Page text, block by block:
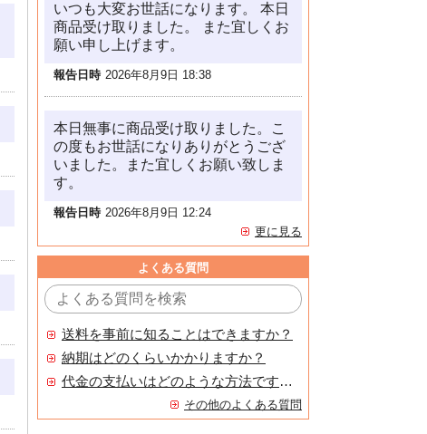
いつも大変お世話になります。 本日
商品受け取りました。 また宜しくお
願い申し上げます。
報告日時 2026年8月9日 18:38
本日無事に商品受け取りました。こ
の度もお世話になりありがとうござ
いました。また宜しくお願い致しま
す。
報告日時 2026年8月9日 12:24
更に見る
よくある質問
送料を事前に知ることはできますか？
納期はどのくらいかかりますか？
代金の支払いはどのような方法ですか？
その他のよくある質問